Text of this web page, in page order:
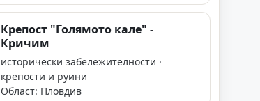
Крепост "Голямото кале" -
Кричим
исторически забележителности ·
крепости и руини
Област: Пловдив